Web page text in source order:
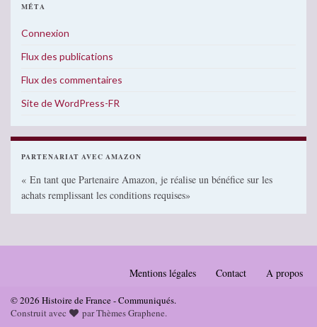
MÉTA
Connexion
Flux des publications
Flux des commentaires
Site de WordPress-FR
PARTENARIAT AVEC AMAZON
« En tant que Partenaire Amazon, je réalise un bénéfice sur les
achats remplissant les conditions requises»
Mentions légales Contact A propos
© 2026 Histoire de France - Communiqués.
Construit avec
parThèmes Graphene.